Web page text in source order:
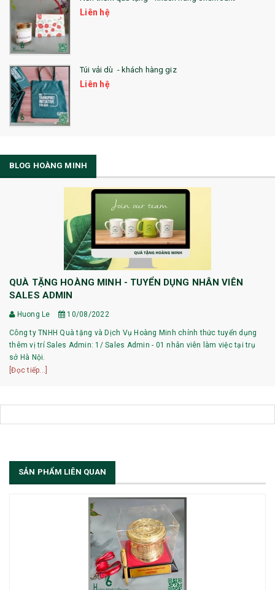
Liên hệ
Túi vải dù - khách hàng giz
Liên hệ
BLOG HOÀNG MINH
QUÀ TẶNG HOÀNG MINH - TUYỂN DỤNG NHÂN VIÊN
SALES ADMIN
Huong Le 10/08/2022
Công ty TNHH Quà tặng và Dịch Vụ Hoàng Minh chính thức tuyển dụng
thêm vị trí Sales Admin: 1/ Sales Admin - 01 nhân viên làm việc tại trụ
sở Hà Nội.
[Đọc tiếp...]
SẢN PHẨM LIÊN QUAN